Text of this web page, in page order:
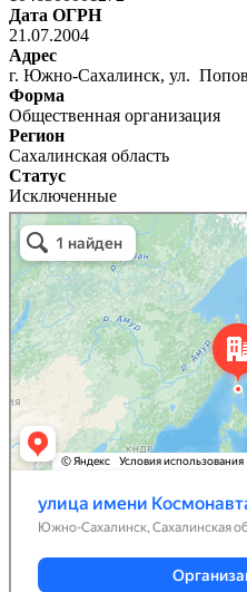
Дата ОГРН
21.07.2004
Адрес
г. Южно-Сахалинск, ул.
Форма
Общественная организация
Регион
Сахалинская область
Статус
Исключенные